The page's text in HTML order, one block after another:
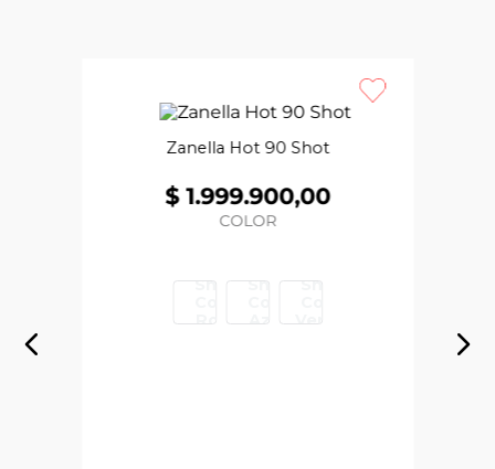
Zanella Hot 90 Shot
$ 1.999.900,00
COLOR